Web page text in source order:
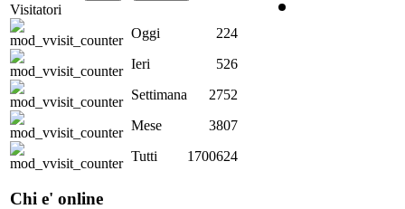
Visitatori
Oggi
224
Ieri
526
Settimana
2752
Mese
3807
Tutti
1700624
Chi e' online